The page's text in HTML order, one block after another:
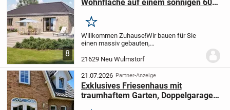
8
Wohnfläche auf einem sonnigen 607
Wulmstorf-Schwiederstorf
Merken
Willkommen Zuhause!Wir bauen für Sie
einen massiv gebauten,
m² Wohnfläche auf einem sonnigen ca.
607 m² großen Grundstück in
familienfreundlicher Wohnlage....
21629 Neu Wulmstorf
21.07.2026 Partner-Anzeige
Exklusives Friesenhaus mit
traumhaftem Garten, Doppelgarage